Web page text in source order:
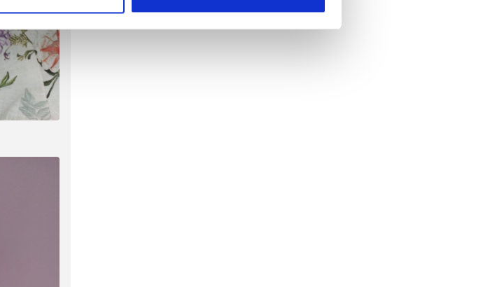
huske dine præferencer samt til brug for markedsføring, så vi
på, at vores hjemmeside muligvis ikke fungerer
et samtykke. Du kan læse mere om vores brug af cookies
i både vores